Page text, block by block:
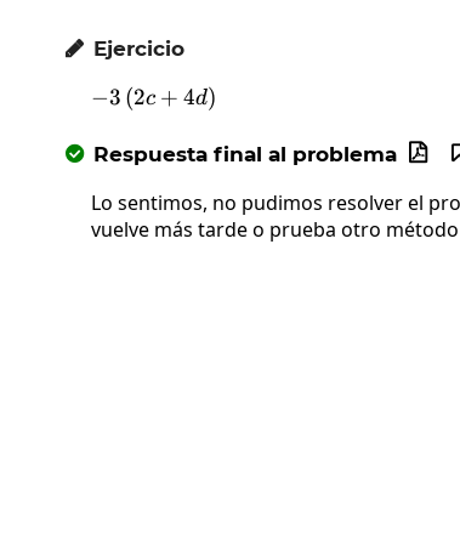
 Ejercicio
-3\left(2c+4d\right)
−3 (2c + 4d)
 Respuesta final al problema 
Lo sentimos, no pudimos resolver el
vuelve más tarde o prueba otro